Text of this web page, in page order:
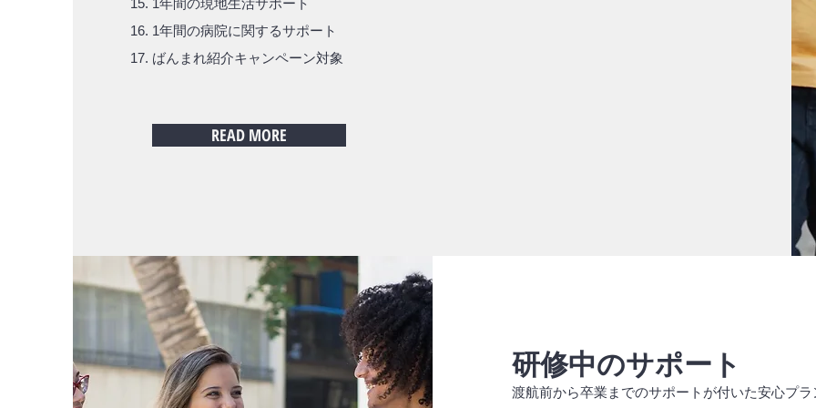
1年間の現地生活サポート
1年間の病院に関するサポート
ばんまれ紹介キャンペーン対象
READ MORE
研修中のサポート
渡航前から卒業までのサポートが付いた安心プラ